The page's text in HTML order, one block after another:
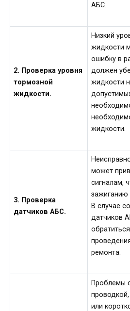
АБС.
2. Проверка уровня
тормозной
жидкости.
Низкий
жидкости
ошибку в
должен
жидкости
жидкости.
3. Проверка
датчиков АБС.
может
сигналам,
зажиганию
В случае
датчиков
ремонта.
Проблемы
или